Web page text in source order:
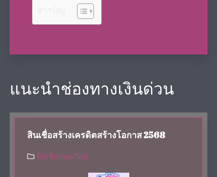
แนะนำช่องทางเงินด่วน
สินเชื่อสร้างเครดิตสร้างโอกาส 2568
สินเชื่อหมุนเวียน